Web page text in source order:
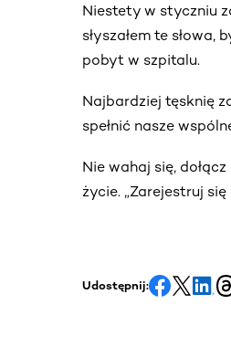
Niestety w styczniu
słyszałem te słowa,
pobyt w szpitalu.
Najbardziej tęsknię
spełnić nasze
Nie wahaj się,
życie. „Zarejestruj
Udostępnij: